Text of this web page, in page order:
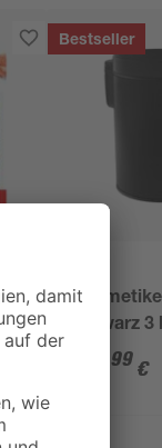
Bestseller
schwarz 3 l
99 €